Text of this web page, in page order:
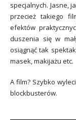
specjalnych. Jasne,
przecież takiego
efektów
duszenia się w
osiągnąć tak
masek, makijażu etc.
A film? Szybko
blockbusterów.